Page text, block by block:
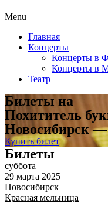
Menu
Главная
Концерты
Концерты в
Концерты в
Театр
Билеты на
Похититель
Новосибирск —
Купить билет
Билеты
суббота
29 марта 2025
Новосибирск
Красная мельница